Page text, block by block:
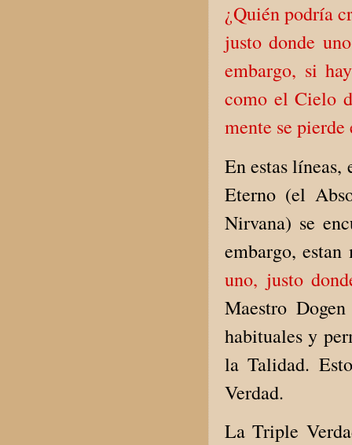
¿Quién podría
justo donde
embargo, si
como el Cielo
mente se
En estas
Eterno (el
Nirvana) se
embargo,
uno, justo
Maestro
habituales y
la Talidad.
Verdad.
La Triple